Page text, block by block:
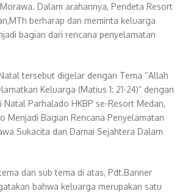
Dalam arahannya, Pendeta Resort
berharap dan meminta keluarga
bagian dari rencana penyelamatan
tersebut digelar dengan Tema “Allah
Keluarga (Matius 1: 21-24)” dengan
Natal Parhalado HKBP se-Resort Medan,
Menjadi Bagian Rencana Penyelamatan
Sukacita dan Damai Sejahtera Dalam
dan sub tema di atas, Pdt.Banner
bahwa keluarga merupakan satu